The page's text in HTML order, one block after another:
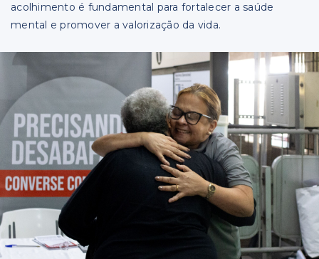
acolhimento é fundamental para fortalecer a saúde
mental e promover a valorização da vida.